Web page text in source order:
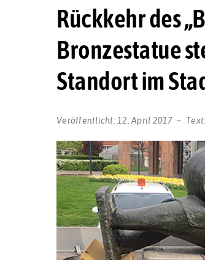
Rückkehr des
Bronzestatue
Standort im
Veröffentlicht: 12. April 2017 Text: